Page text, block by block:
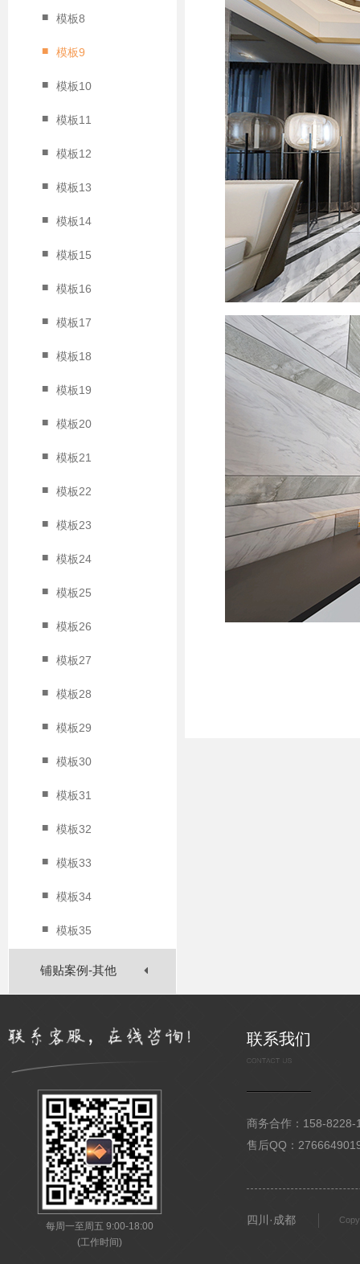
■ 模板8
■ 模板9
■ 模板10
■ 模板11
■ 模板12
■ 模板13
■ 模板14
■ 模板15
■ 模板16
■ 模板17
■ 模板18
■ 模板19
■ 模板20
■ 模板21
■ 模板22
■ 模板23
■ 模板24
■ 模板25
■ 模板26
■ 模板27
■ 模板28
■ 模板29
■ 模板30
■ 模板31
■ 模板32
■ 模板33
■ 模板34
■ 模板35
铺贴案例-其他
每周一至周五 9:00-18:00
(工作时间)
联系我们
商务合作：158-
售后QQ：
四川·成都